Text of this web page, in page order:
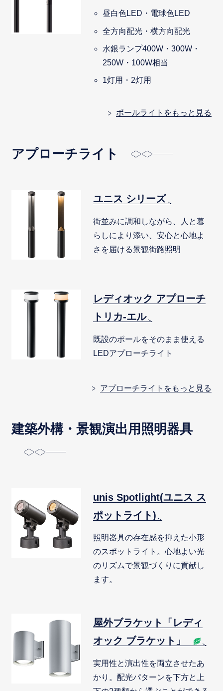
昼白色LED・電球色LED
全方向配光・横方向配光
水銀ランプ400W・300W・
250W・100W相当
1灯用・2灯用
ポールライトをもっと見る
アプローチライト
ユニス シリーズ
街並みに調和しながら、人と暮
らしにより添い、安心と心地よ
さを届ける景観街路照明
レディオック アプローチ
トリカ-エル
既設のポールをそのまま使える
LEDアプローチライト
アプローチライトをもっと見る
建築外構・景観演出用照明器具
unis Spotlight(ユニス ス
ポットライト)
照明器具の存在感を抑えた小形
のスポットライト。心地よい光
のリズムで景観づくりに貢献し
ます。
屋外ブラケット「レディ
オック ブラケット」
実用性と演出性を両立させたあ
かり。配光パターンを下方と上